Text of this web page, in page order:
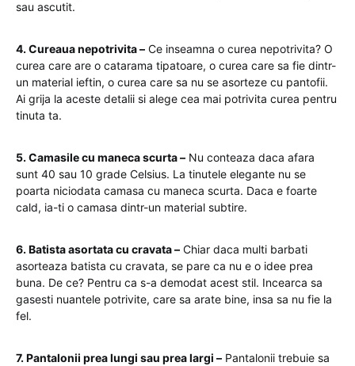
sau ascutit.
4. Cureaua nepotrivita – Ce inseamna o curea nepotrivita? O
curea care are o catarama tipatoare, o curea care sa fie dintr-
un material ieftin, o curea care sa nu se asorteze cu pantofii.
Ai grija la aceste detalii si alege cea mai potrivita curea pentru
tinuta ta.
5. Camasile cu maneca scurta – Nu conteaza daca afara
sunt 40 sau 10 grade Celsius. La tinutele elegante nu se
poarta niciodata camasa cu maneca scurta. Daca e foarte
cald, ia-ti o camasa dintr-un material subtire.
6. Batista asortata cu cravata – Chiar daca multi barbati
asorteaza batista cu cravata, se pare ca nu e o idee prea
buna. De ce? Pentru ca s-a demodat acest stil. Incearca sa
gasesti nuantele potrivite, care sa arate bine, insa sa nu fie la
fel.
7. Pantalonii prea lungi sau prea largi – Pantalonii trebuie sa